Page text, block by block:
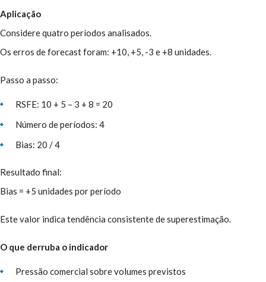
Aplicação
Considere quatro períodos analisados.
Os erros de forecast foram: +10, +5, -3 e +8 unidades.
Passo a passo:
RSFE: 10 + 5 – 3 + 8 = 20
Número de períodos: 4
Bias: 20 / 4
Resultado final:
Bias = +5 unidades por período
Este valor indica tendência consistente de superestimação.
O que derruba o indicador
Pressão comercial sobre volumes previstos